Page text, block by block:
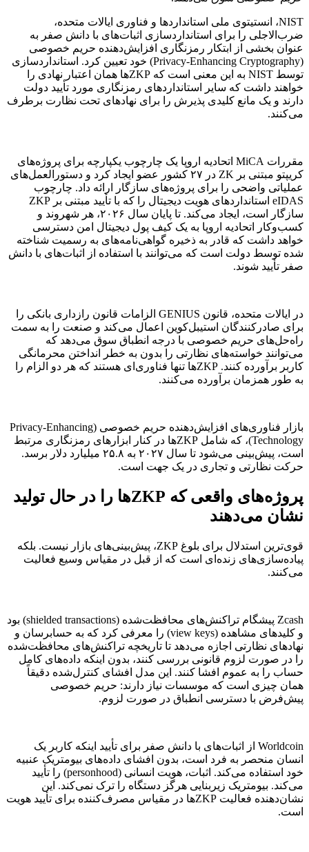
NIST، انستیتوی ملی استانداردها و فناوری ایالات متحده،
ضرب‌الاجلی را برای استانداردسازی اثبات‌های با دانش صفر به
عنوان بخشی از ابتکار رمزنگاری افزایش‌دهنده حریم خصوصی
(Privacy-Enhancing Cryptography) خود تعیین کرد. استانداردسازی
توسط NIST به این معنی است که ZKPها همان اعتبار نهادی را
خواهند داشت که سایر استانداردهای رمزنگاری مورد تأیید دولت
دارند و یک مانع کلیدی پذیرش را برای نهادهای تحت نظارت برطرف
می‌کنند.
مقررات MiCA اتحادیه اروپا یک چارچوب یکپارچه برای پروژه‌های
کریپتو مبتنی بر ZK در ۲۷ کشور عضو ایجاد کرد و دستورالعمل‌های
عملیاتی واضحی را برای پروژه‌های سازگار ارائه داد. چارچوب
eIDAS استانداردهای هویت دیجیتال را که با تأیید مبتنی بر ZKP
سازگار است، ایجاد می‌کند. تا پایان سال ۲۰۲۶، هر شهروند و
کسب‌وکار اتحادیه اروپا به یک کیف پول دیجیتال امن دسترسی
خواهد داشت که قادر به ذخیره گواهی‌نامه‌های به رسمیت شناخته
شده توسط دولت است که می‌توانند با استفاده از اثبات‌های با دانش
صفر تأیید شوند.
در ایالات متحده، قانون GENIUS الزامات قانون رازداری بانکی را
برای صادرکنندگان استیبل‌کوین اعمال می‌کند و صنعت را به سمت
راه‌حل‌های حریم خصوصی با درجه انطباق سوق می‌دهد که
می‌توانند خواسته‌های نظارتی را بدون به خطر انداختن محرمانگی
کاربر برآورده کنند. ZKPها تنها فناوری‌ای هستند که هر دو الزام را
به طور همزمان برآورده می‌کنند.
بازار فناوری‌های افزایش‌دهنده حریم خصوصی (Privacy-Enhancing
Technology)، که شامل ZKPها در کنار ابزارهای رمزنگاری مرتبط
است، پیش‌بینی می‌شود تا سال ۲۰۲۷ به ۲۵.۸ میلیارد دلار برسد.
حرکت نظارتی و تجاری در یک جهت است.
پروژه‌های واقعی که ZKPها را در حال تولید
نشان می‌دهند
قوی‌ترین استدلال برای بلوغ ZKP، پیش‌بینی‌های بازار نیست. بلکه
پیاده‌سازی‌های زنده‌ای است که از قبل در مقیاس وسیع فعالیت
می‌کنند.
Zcash پیشگام تراکنش‌های محافظت‌شده (shielded transactions) بود
و کلیدهای مشاهده (view keys) را معرفی کرد که به حسابرسان و
نهادهای نظارتی اجازه می‌دهد تا تاریخچه تراکنش‌های محافظت‌شده
را در صورت لزوم قانونی بررسی کنند، بدون اینکه داده‌های کامل
حساب را به عموم افشا کنند. این مدل افشای کنترل‌شده دقیقاً
همان چیزی است که موسسات نیاز دارند: حریم خصوصی
پیش‌فرض با دسترسی انطباق در صورت لزوم.
Worldcoin از اثبات‌های با دانش صفر برای تأیید اینکه کاربر یک
انسان منحصر به فرد است، بدون افشای داده‌های بیومتریک عنبیه
خود استفاده می‌کند. اثبات، هویت انسانی (personhood) را تأیید
می‌کند. بیومتریک زیربنایی هرگز دستگاه را ترک نمی‌کند. این
نشان‌دهنده فعالیت ZKPها در مقیاس مصرف‌کننده برای تأیید هویت
است.